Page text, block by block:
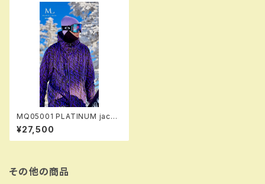
MQ05001 PLATINUM jacke
t 805trapp！！※送料無料（日
本国内のみ）サービス中です！！
¥27,500
その他の商品